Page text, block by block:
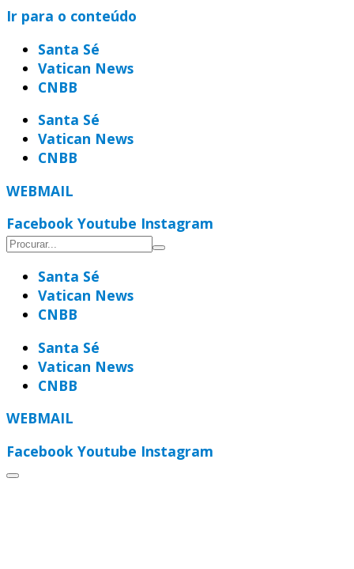
Ir para o conteúdo
Santa Sé
Vatican News
CNBB
Santa Sé
Vatican News
CNBB
WEBMAIL
Facebook Youtube Instagram
Santa Sé
Vatican News
CNBB
Santa Sé
Vatican News
CNBB
WEBMAIL
Facebook Youtube Instagram